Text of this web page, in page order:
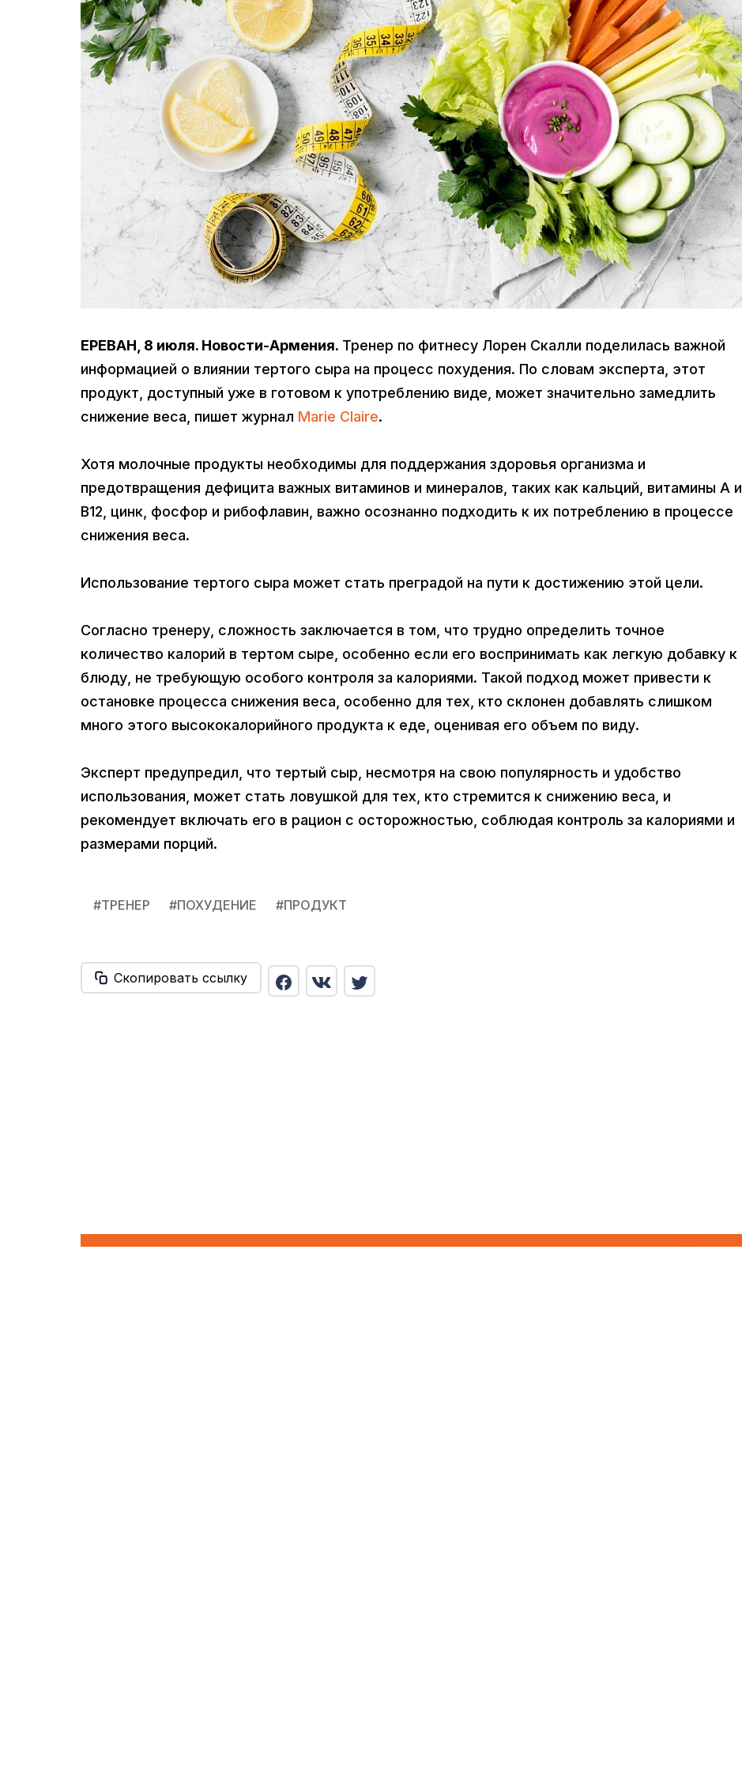
ЕРЕВАН, 8 июля. Новости-Армения. Тренер по фитнесу Лорен Скалли поделилась важной
информацией о влиянии тертого сыра на процесс похудения. По словам эксперта, этот
продукт, доступный уже в готовом к употреблению виде, может значительно замедлить
снижение веса, пишет журнал Marie Claire.
Хотя молочные продукты необходимы для поддержания здоровья организма и
предотвращения дефицита важных витаминов и минералов, таких как кальций, витамины A и
B12, цинк, фосфор и рибофлавин, важно осознанно подходить к их потреблению в процессе
снижения веса.
Использование тертого сыра может стать преградой на пути к достижению этой цели.
Согласно тренеру, сложность заключается в том, что трудно определить точное
количество калорий в тертом сыре, особенно если его воспринимать как легкую добавку к
блюду, не требующую особого контроля за калориями. Такой подход может привести к
остановке процесса снижения веса, особенно для тех, кто склонен добавлять слишком
много этого высококалорийного продукта к еде, оценивая его объем по виду.
Эксперт предупредил, что тертый сыр, несмотря на свою популярность и удобство
использования, может стать ловушкой для тех, кто стремится к снижению веса, и
рекомендует включать его в рацион с осторожностью, соблюдая контроль за калориями и
размерами порций.
#ТРЕНЕР #ПОХУДЕНИЕ #ПРОДУКТ
Скопировать ссылку